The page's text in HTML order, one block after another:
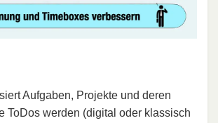
Aufgaben, Projekte und deren
ToDos werden (digital oder klassisch